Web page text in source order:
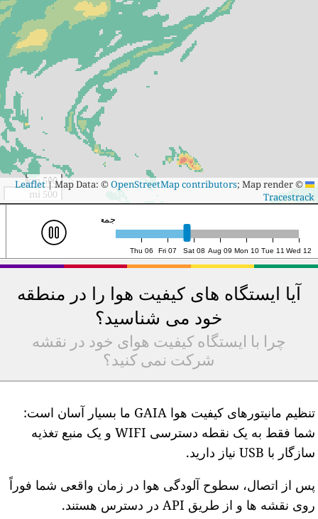
500 km
500 mi
Leaflet
|Map Data: ©OpenStreetMap contributors ; Map render ©
Tracestrack
Thu 06 Fri 07 Sat 08 Aug 09 Mon 10 Tue 11 Wed 12
شنبه ۸م، ۱۴:۰۰ (UTC)
آیا ایستگاه های کیفیت هوا را در منطقه
خود می شناسید؟
چرا با ایستگاه کیفیت هوای خود در نقشه
شرکت نمی کنید؟
تنظیم مانیتورهای کیفیت هوا GAIA ما بسیار آسان است:
شما فقط به یک نقطه دسترسی WIFI و یک منبع تغذیه
سازگار با USB نیاز دارید.
پس از اتصال، سطوح آلودگی هوا در زمان واقعی شما فوراً
روی نقشه ها و از طریق API در دسترس هستند.